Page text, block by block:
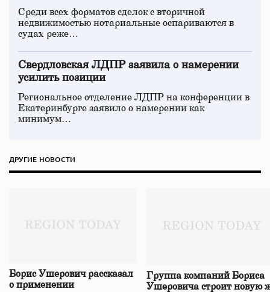
Среди всех форматов сделок с вторичной
недвижимостью нотариальные оспариваются в
судах реже…
Свердловская ЛДПР заявила о намерении
усилить позиции
Региональное отделение ЛДПР на конференции в
Екатеринбурге заявило о намерении как
минимум…
ДРУГИЕ НОВОСТИ
Борис Ушерович рассказал
о применении
Группа компаний Бориса
Ушеровича строит новую